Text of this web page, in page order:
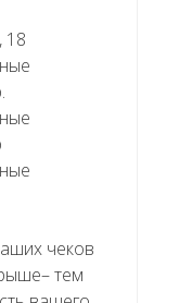
18
чеков
тем